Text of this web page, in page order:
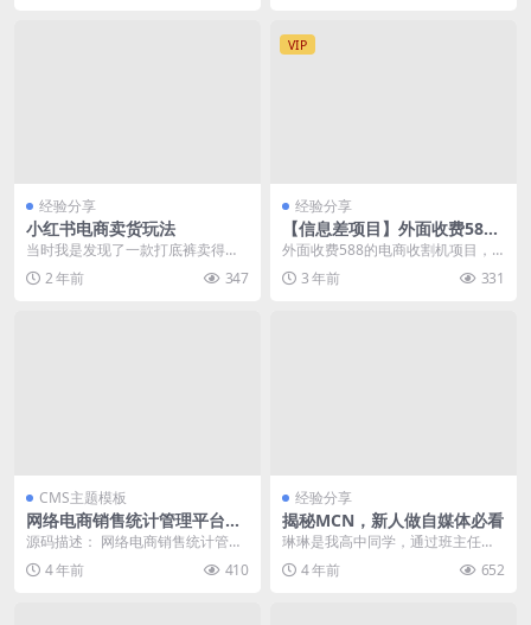
经验分享
小红书电商卖货玩法
当时我是发现了一款打底裤卖得非
常火，有个账号半个月就卖了几十
万，并且还发现模仿她...
2 年前 347
VIP
经验分享
【信息差项目】外面收费588
的电商拉新收割机项目【全套
教程+一对一教学指导】
外面收费588的电商收割机项目，
给大家盘过来了 微信扫码获取推广
后台 ...
3 年前 331
CMS主题模板
网络电商销售统计管理平台ui
框架分析模板
源码描述： 网络电商销售统计管理
平台ui框架分析模板 源码截图：
4 年前 410
经验分享
揭秘MCN，新人做自媒体必看
琳琳是我高中同学，通过班主任知
道我在做自媒体，前天加上微信，
咨询了我一些问题。她...
4 年前 652